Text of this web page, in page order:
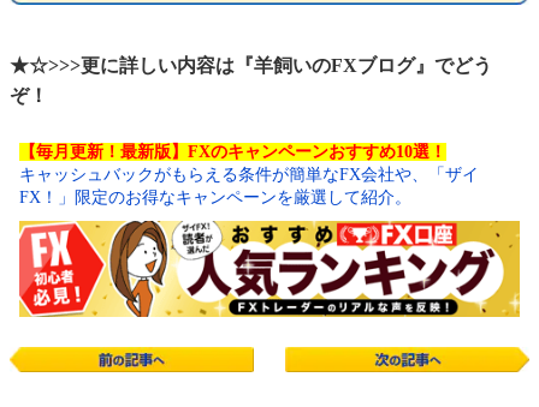
★☆>>>更に詳しい内容は『羊飼いのFXブログ』でどう
ぞ！
【毎月更新！最新版】FXのキャンペーンおすすめ10選！
キャッシュバックがもらえる条件が簡単なFX会社や、「ザイ
FX！」限定のお得なキャンペーンを厳選して紹介。